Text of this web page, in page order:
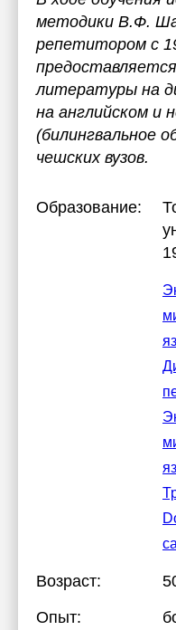
методики В.Ф.
репетитором с
литературы на
на английском и
(билингвальное
чешских вузов.
Образование:
Возраст:
Опыт: